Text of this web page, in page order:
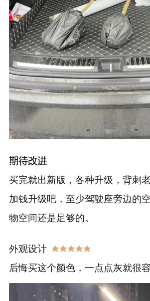
期待改进
买完就出新版，各种升级，背刺
加钱升级吧，至少驾驶座旁边的
物空间还是足够的。
外观设计
后悔买这个颜色，一点点灰就很